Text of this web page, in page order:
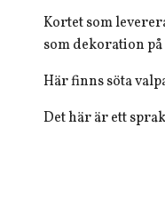
Kortet som
som dekoration
Här finns söta
Det här är ett